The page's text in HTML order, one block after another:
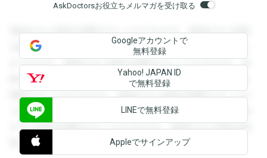
AskDoctorsお役立ちメルマガを受け取る
登録すると回答を閲覧することができます。登録すると回答
を閲覧することができます。登録すると回答を閲覧すること
ができます。登録すると回答を閲覧することができます。登
録すると回答を閲覧することができます。登録すると回答を
閲覧することができます。登録すると回答を閲覧することが
できます。登録すると回答を閲覧することができます。登録
すると回答を閲覧することができます。登録すると回答を閲
覧することができます。
Googleアカウントで
無料登録
Yahoo! JAPAN ID
で無料登録
LINEで無料登録
Appleでサインアップ